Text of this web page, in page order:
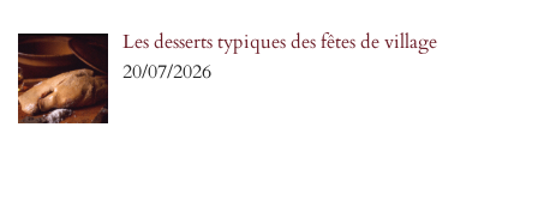
Les desserts typiques des fêtes de village
20/07/2026